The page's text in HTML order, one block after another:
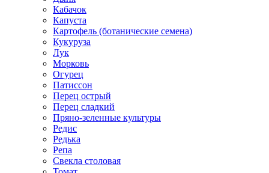
Кабачок
Капуста
Картофель (ботанические семена)
Кукуруза
Лук
Морковь
Огурец
Патиссон
Перец острый
Перец сладкий
Пряно-зеленные культуры
Редис
Редька
Репа
Свекла столовая